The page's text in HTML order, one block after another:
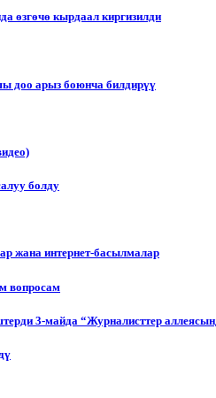
өзгөчө кырдаал киргизилди
доо арыз боюнча билдирүү
болду
жана интернет-басылмалар
вопросам
3-майда “Журналисттер